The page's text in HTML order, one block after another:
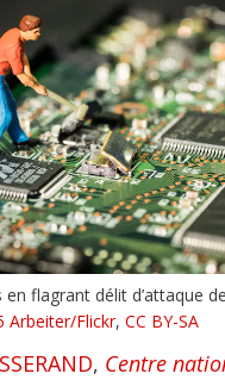
en flagrant délit d’attaque
Arbeiter/Flickr, CC BY-SA
, Centre